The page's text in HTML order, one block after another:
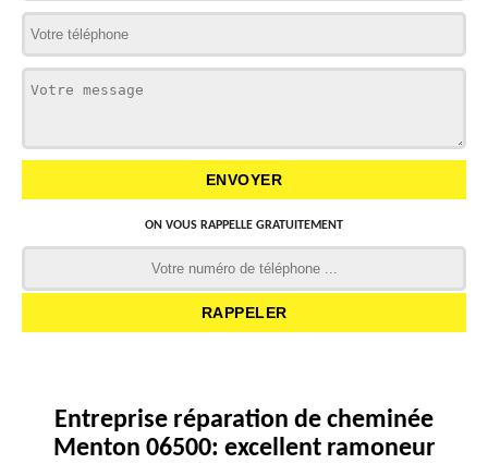
ON VOUS RAPPELLE GRATUITEMENT
Entreprise réparation de cheminée
Menton 06500: excellent ramoneur